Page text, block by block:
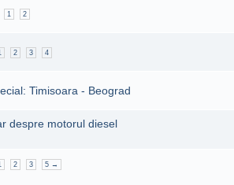
1 2
2 3 4
Timisoara - Beograd
despre motorul diesel
2 3 5 →